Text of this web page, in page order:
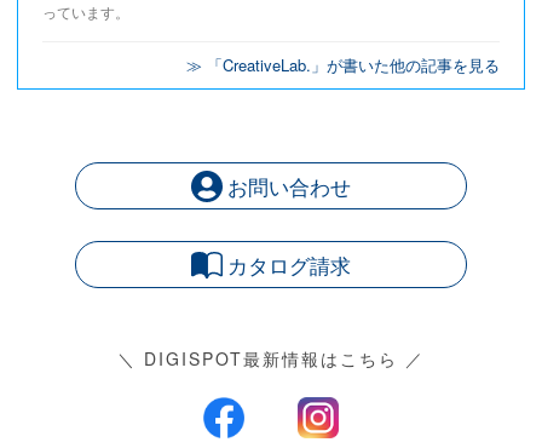
っています。
≫ 「CreativeLab.」が書いた他の記事を見る
お問い合わせ
カタログ請求
＼ DIGISPOT最新情報はこちら ／